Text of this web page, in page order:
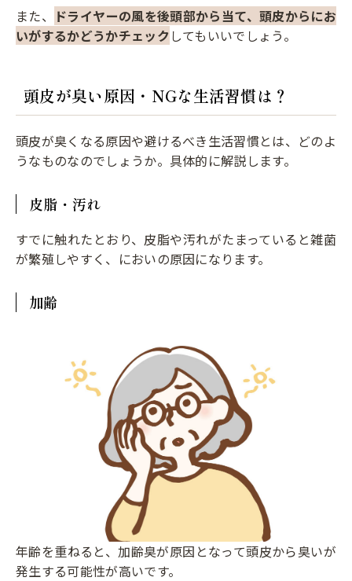
また、
ドライヤーの風を後頭部から当て、頭皮からにお
いがするかどうかチェックしてもいいでしょう。
頭皮が臭い原因・NGな生活習慣は？
頭皮が臭くなる原因や避けるべき生活習慣とは、どのよ
うなものなのでしょうか。具体的に解説します。
皮脂・汚れ
すでに触れたとおり、皮脂や汚れがたまっていると雑菌
が繁殖しやすく、においの原因になります。
加齢
年齢を重ねると、加齢臭が原因となって頭皮から臭いが
発生する可能性が高いです。